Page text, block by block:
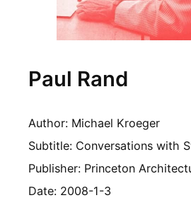
Paul Rand
Author: Michael Kroeger
Subtitle: Conversations with
Publisher: Princeton
Date: 2008-1-3